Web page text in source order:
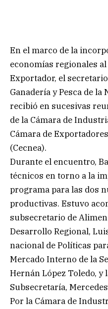
En el marco de la
economías regionales
Exportador, el
Ganadería y Pesca de
recibió en sucesivas
de la Cámara de
Cámara de
(Cecnea).
Durante el encuentro,
técnicos en torno a la
programa para las dos
productivas. Estuvo
subsecretario de
Desarrollo Regional,
nacional de Políticas
Mercado Interno de la
Hernán López Toledo, y
Subsecretaría,
Por la Cámara de